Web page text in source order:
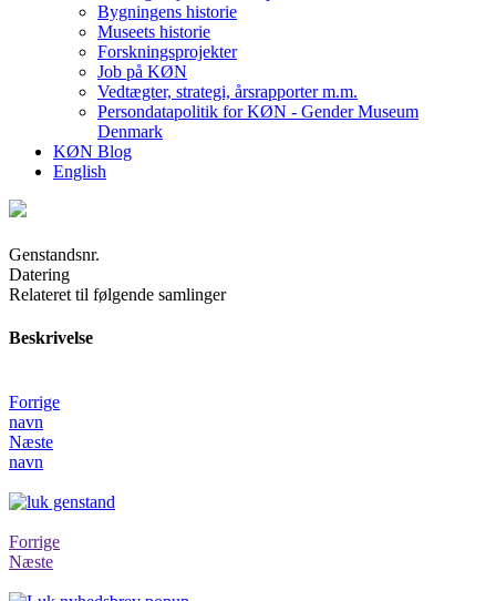
Bygningens historie
Museets historie
Forskningsprojekter
Job på KØN
Vedtægter, strategi, årsrapporter m.m.
Persondatapolitik for KØN - Gender Museum
Denmark
KØN Blog
English
Genstandsnr.
Datering
Relateret til følgende samlinger
Beskrivelse
Forrige
navn
Næste
navn
Forrige
Næste